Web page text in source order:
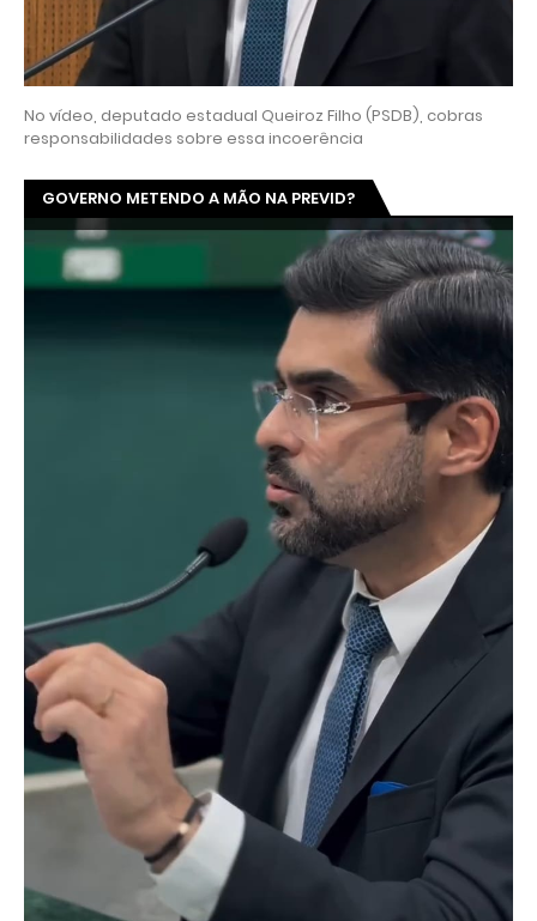
No vídeo, deputado estadual Queiroz Filho (PSDB), cobras
responsabilidades sobre essa incoerência
GOVERNO METENDO A MÃO NA PREVID?